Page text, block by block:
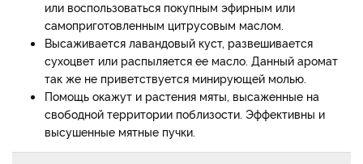
или воспользоваться покупным эфирным или
самоприготовленным цитрусовым маслом.
Высаживается лавандовый куст, развешивается
сухоцвет или распыляется ее масло. Данный аромат
так же не приветствуется минирующей молью.
Помощь окажут и растения мяты, высаженные на
свободной территории поблизости. Эффективны и
высушенные мятные пучки.